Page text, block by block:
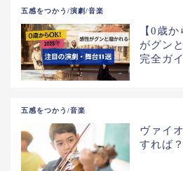
五感をつかう/演劇/音楽
【0歳
がグン
完全ガ
五感をつかう/音楽
ヴァイ
すれば